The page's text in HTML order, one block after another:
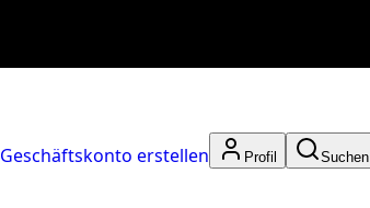
Geschäftskonto erstellen Profil Suchen